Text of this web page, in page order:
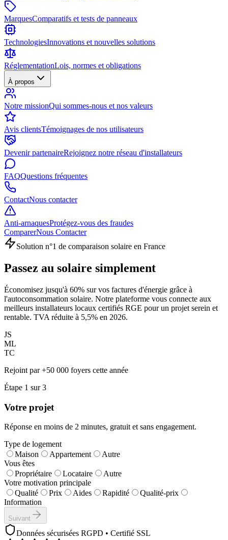
MarquesComparatifs et tests de panneaux
TechnologiesInnovations et nouvelles solutions
RéglementationLois, normes et obligations
À propos
Notre missionQui sommes-nous et nos valeurs
Avis clientsTémoignages de nos utilisateurs
Devenir partenaireRejoignez notre réseau d'installateurs
FAQQuestions fréquentes
ContactNous contacter
Anti-arnaquesProtégez-vous des fraudes
ComparerNous Contacter
Solution n°1 de comparaison solaire en France
Passez au solaire simplement
Économisez jusqu'à 60% sur vos factures d'énergie grâce à
l'autoconsommation solaire. Notre plateforme vous connecte aux
meilleurs installateurs locaux certifiés RGE pour un projet serein et
rentable. TVA réduite à 5,5% en 2026.
JS
ML
TC
Rejoint par +50 000 foyers cette année
Étape 1 sur3
Votre projet
Réponse en moins de 2 minutes, gratuit et sans engagement.
Type de logement
Maison
Appartement
Autre
Vous êtes
Propriétaire
Locataire
Autre
Votre motivation principale
Qualité
Prix Aides Rapidité
Qualité-prix
Information
Suivant
Données sécurisées RGPD • Certifié SSL